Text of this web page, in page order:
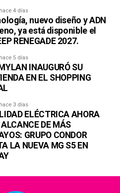
hace 4 días
nuevo diseño y ADN
ya está disponible el
RENEGADE 2027.
hace 5 días
INAUGURÓ SU
EN EL SHOPPING
hace 3 días
ELÉCTRICA AHORA
DE MÁS
GRUPO CONDOR
LA NUEVA MG S5 EN